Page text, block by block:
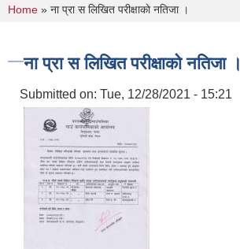
You are here
Home » ना प्रा स लिखित परीक्षाकाे नतिजा ।
ना प्रा स लिखित परीक्षाकाे नतिजा ।
Submitted on: Tue, 12/28/2021 - 15:21